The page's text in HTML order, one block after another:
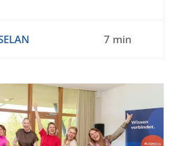
7 min